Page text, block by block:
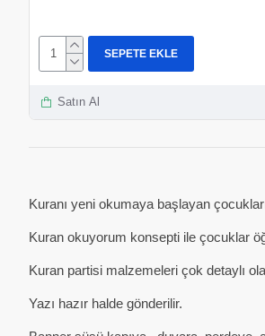
SEPETE EKLE
Satın Al
Kuranı yeni okumaya başlayan
Kuran okuyorum konsepti ile çocuklar
Kuran partisi malzemeleri çok detaylı
Yazı hazır halde gönderilir.